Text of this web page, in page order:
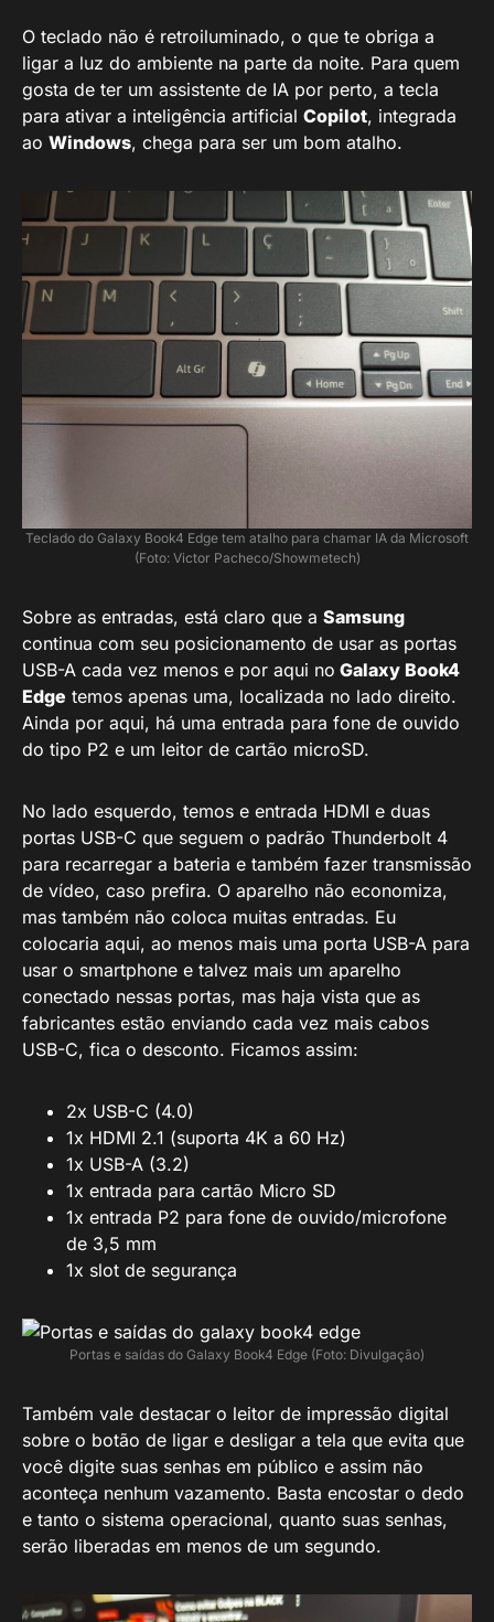
O teclado não é retroiluminado, o que te obriga a
ligar a luz do ambiente na parte da noite. Para quem
gosta de ter um assistente de IA por perto, a tecla
para ativar a inteligência artificial Copilot, integrada
ao Windows, chega para ser um bom atalho.
Teclado do Galaxy Book4 Edge tem atalho para chamar IA da Microsoft
(Foto: Victor Pacheco/Showmetech)
Sobre as entradas, está claro que a Samsung
continua com seu posicionamento de usar as portas
USB-A cada vez menos e por aqui no Galaxy Book4
Edge temos apenas uma, localizada no lado direito.
Ainda por aqui, há uma entrada para fone de ouvido
do tipo P2 e um leitor de cartão microSD.
No lado esquerdo, temos e entrada HDMI e duas
portas USB-C que seguem o padrão Thunderbolt 4
para recarregar a bateria e também fazer transmissão
de vídeo, caso prefira. O aparelho não economiza,
mas também não coloca muitas entradas. Eu
colocaria aqui, ao menos mais uma porta USB-A para
usar o smartphone e talvez mais um aparelho
conectado nessas portas, mas haja vista que as
fabricantes estão enviando cada vez mais cabos
USB-C, fica o desconto. Ficamos assim:
2x USB-C (4.0)
1x HDMI 2.1 (suporta 4K a 60 Hz)
1x USB-A (3.2)
1x entrada para cartão Micro SD
1x entrada P2 para fone de ouvido/microfone
de 3,5 mm
1x slot de segurança
Portas e saídas do Galaxy Book4 Edge (Foto: Divulgação)
Também vale destacar o leitor de impressão digital
sobre o botão de ligar e desligar a tela que evita que
você digite suas senhas em público e assim não
aconteça nenhum vazamento. Basta encostar o dedo
e tanto o sistema operacional, quanto suas senhas,
serão liberadas em menos de um segundo.